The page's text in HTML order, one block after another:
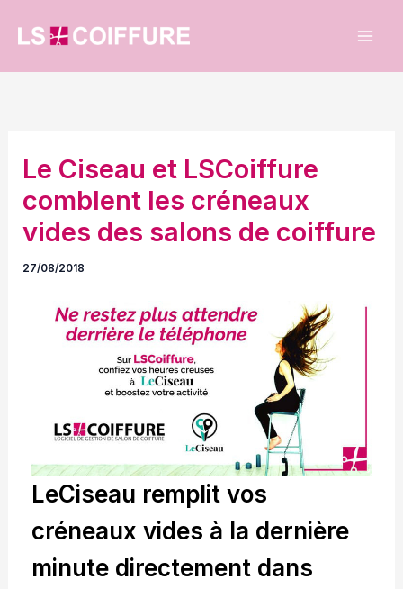
Le Ciseau et LSCoiffure
comblent les créneaux
vides des salons de coiffure
27/08/2018
LeCiseau remplit vos
créneaux vides à la dernière
minute directement dans